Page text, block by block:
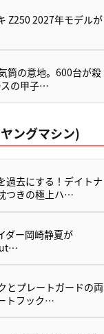
Z250 2027年モデルが
筒の意地。600台が殺
スの甲子…
ングマシン)
過去にする！デイトナ
つきの極上ハ…
ダー岡崎静夏が
とプレートガードの両
トフック…